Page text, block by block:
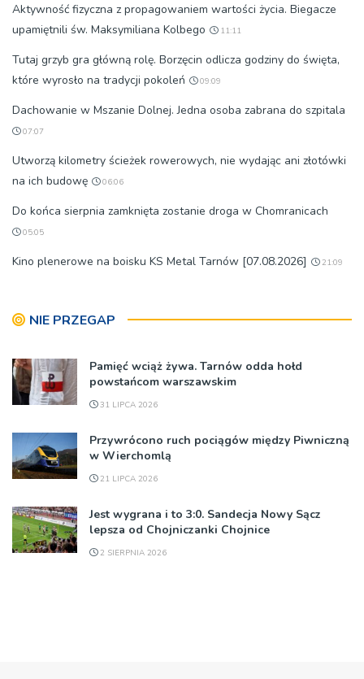
Aktywność fizyczna z propagowaniem wartości życia. Biegacze
upamiętnili św. Maksymiliana Kolbego
11:11
Tutaj grzyb gra główną rolę. Borzęcin odlicza godziny do święta,
które wyrosło na tradycji pokoleń
09:09
Dachowanie w Mszanie Dolnej. Jedna osoba zabrana do szpitala
07:07
Utworzą kilometry ścieżek rowerowych, nie wydając ani złotówki
na ich budowę
06:06
Do końca sierpnia zamknięta zostanie droga w Chomranicach
05:05
Kino plenerowe na boisku KS Metal Tarnów [07.08.2026] 21:09
NIE PRZEGAP
Pamięć wciąż żywa. Tarnów odda hołd
powstańcom warszawskim
31 LIPCA 2026
Przywrócono ruch pociągów między Piwniczną
w Wierchomlą
21 LIPCA 2026
Jest wygrana i to 3:0. Sandecja Nowy Sącz
lepsza od Chojniczanki Chojnice
2 SIERPNIA 2026